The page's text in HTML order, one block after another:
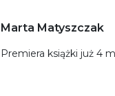
Marta Matyszczak
Premiera książki już 4